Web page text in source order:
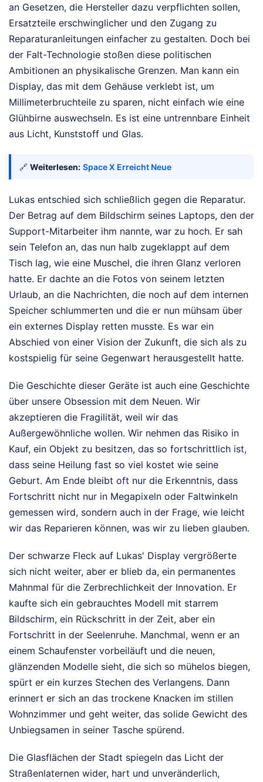
an Gesetzen, die Hersteller dazu verpflichten sollen,
Ersatzteile erschwinglicher und den Zugang zu
Reparaturanleitungen einfacher zu gestalten. Doch bei
der Falt-Technologie stoßen diese politischen
Ambitionen an physikalische Grenzen. Man kann ein
Display, das mit dem Gehäuse verklebt ist, um
Millimeterbruchteile zu sparen, nicht einfach wie eine
Glühbirne auswechseln. Es ist eine untrennbare Einheit
aus Licht, Kunststoff und Glas.
🔗 Weiterlesen: Space X Erreicht Neue
Lukas entschied sich schließlich gegen die Reparatur.
Der Betrag auf dem Bildschirm seines Laptops, den der
Support-Mitarbeiter ihm nannte, war zu hoch. Er sah
sein Telefon an, das nun halb zugeklappt auf dem
Tisch lag, wie eine Muschel, die ihren Glanz verloren
hatte. Er dachte an die Fotos von seinem letzten
Urlaub, an die Nachrichten, die noch auf dem internen
Speicher schlummerten und die er nun mühsam über
ein externes Display retten musste. Es war ein
Abschied von einer Vision der Zukunft, die sich als zu
kostspielig für seine Gegenwart herausgestellt hatte.
Die Geschichte dieser Geräte ist auch eine Geschichte
über unsere Obsession mit dem Neuen. Wir
akzeptieren die Fragilität, weil wir das
Außergewöhnliche wollen. Wir nehmen das Risiko in
Kauf, ein Objekt zu besitzen, das so fortschrittlich ist,
dass seine Heilung fast so viel kostet wie seine
Geburt. Am Ende bleibt oft nur die Erkenntnis, dass
Fortschritt nicht nur in Megapixeln oder Faltwinkeln
gemessen wird, sondern auch in der Frage, wie leicht
wir das Reparieren können, was wir zu lieben glauben.
Der schwarze Fleck auf Lukas' Display vergrößerte
sich nicht weiter, aber er blieb da, ein permanentes
Mahnmal für die Zerbrechlichkeit der Innovation. Er
kaufte sich ein gebrauchtes Modell mit starrem
Bildschirm, ein Rückschritt in der Zeit, aber ein
Fortschritt in der Seelenruhe. Manchmal, wenn er an
einem Schaufenster vorbeiläuft und die neuen,
glänzenden Modelle sieht, die sich so mühelos biegen,
spürt er ein kurzes Stechen des Verlangens. Dann
erinnert er sich an das trockene Knacken im stillen
Wohnzimmer und geht weiter, das solide Gewicht des
Unbiegsamen in seiner Tasche spürend.
Die Glasflächen der Stadt spiegeln das Licht der
Straßenlaternen wider, hart und unveränderlich,